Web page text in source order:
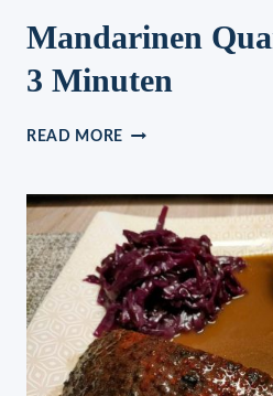
Mandarinen
3 Minuten
READ MORE MANDARINEN
3
MINUTEN